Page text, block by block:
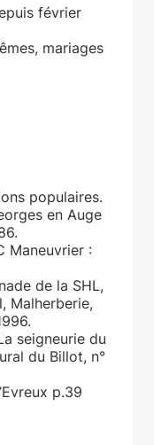
février
mariages
populaires.
en Auge
Maneuvrier :
de la SHL,
Malherberie,
seigneurie du
du Billot, n°
p.39